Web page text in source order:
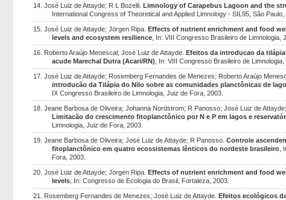
14. José Luiz de Attayde; R L Bozelli. Limnology of Carapebus Lagoon and the
International Congress of Theoretical and Applied Limnology - SIL95, São Paulo, .
15. José Luiz de Attayde; Jörgen Ripa. Effects of nutrient enrichment and food
levels and ecosystem resilience , In: VIII Congresso Brasileiro de Limnologia,
16. Roberto Araújo Menescal; José Luiz de Attayde. Efeitos da introducao da
acude Marechal Dutra (Acari/RN)
, In: VIII Congresso Brasileiro de
17. José Luiz de Attayde; Rosemberg Fernandes de Menezes; Roberto Araújo
introducão da Tilápia do Nilo sobre as comunidades planctônicas de
IX Congresso Brasileiro de Limnologia, Juiz de Fora, 2003.
18. Jeane Barbosa de Oliveira; Johanna Nordstrom; R Panosso; José Luiz de
Limitacão do crescimento fitoplanctônico por N e P em lagos e
Limnologia, Juiz de Fora, 2003.
19. Jeane Barbosa de Oliveira; José Luiz de Attayde; R Panosso. Controle
fitoplanctônico em quatro ecossistemas lênticos do nordeste brasileiro ,
Fora, 2003.
20. José Luiz de Attayde; Jörgen Ripa. Effects of nutrient enrichment and food
levels , In: Congresso de Ecologia do Brasil, Fortaleza, 2003.
21. Rosemberg Fernandes de Menezes; José Luiz de Attayde. Efeitos ecológicos